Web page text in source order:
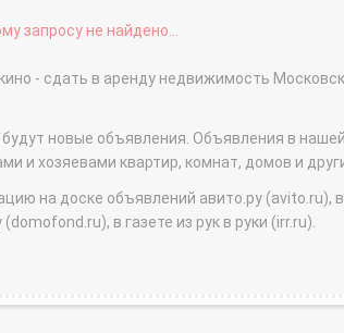
запросу не найдено...
- сдать в аренду недвижимость
новые объявления. Объявления в
и хозяевами квартир, комнат, домов и
на доске объявлений авито.ру (avito.ru), в
в газете из рук в руки (irr.ru).